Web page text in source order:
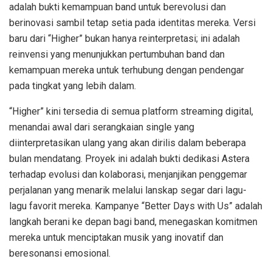
adalah bukti kemampuan band untuk berevolusi dan
berinovasi sambil tetap setia pada identitas mereka. Versi
baru dari “Higher” bukan hanya reinterpretasi; ini adalah
reinvensi yang menunjukkan pertumbuhan band dan
kemampuan mereka untuk terhubung dengan pendengar
pada tingkat yang lebih dalam.
“Higher” kini tersedia di semua platform streaming digital,
menandai awal dari serangkaian single yang
diinterpretasikan ulang yang akan dirilis dalam beberapa
bulan mendatang. Proyek ini adalah bukti dedikasi Astera
terhadap evolusi dan kolaborasi, menjanjikan penggemar
perjalanan yang menarik melalui lanskap segar dari lagu-
lagu favorit mereka. Kampanye “Better Days with Us” adalah
langkah berani ke depan bagi band, menegaskan komitmen
mereka untuk menciptakan musik yang inovatif dan
beresonansi emosional.